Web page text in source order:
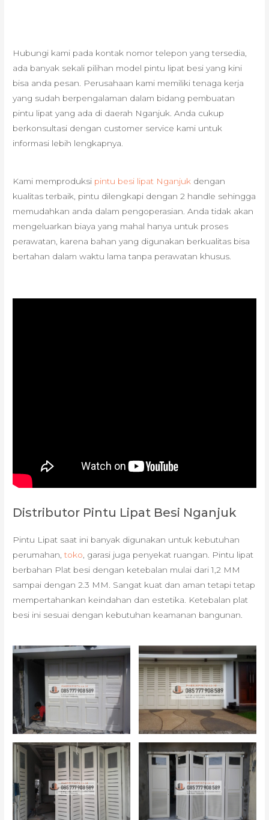
Hubungi kami pada kontak nomor telepon yang tersedia,
ada banyak sekali pilihan model pintu lipat besi yang kini
bisa anda pesan. Perusahaan kami memiliki tenaga kerja
yang sudah berpengalaman dalam bidang pembuatan
pintu lipat yang ada di daerah Nganjuk. Anda cukup
berkonsultasi dengan customer service kami untuk
informasi lebih lengkapnya.
Kami memproduksi pintu besi lipat Nganjuk dengan
kualitas terbaik, pintu dilengkapi dengan 2 handle sehingga
memudahkan anda dalam pengoperasian. Anda tidak akan
mengeluarkan biaya yang mahal hanya untuk proses
perawatan, karena bahan yang digunakan berkualitas bisa
bertahan dalam waktu lama tanpa perawatan khusus.
Distributor Pintu Lipat Besi Nganjuk
Pintu Lipat saat ini banyak digunakan untuk kebutuhan
perumahan,toko, garasi juga penyekat ruangan. Pintu lipat
berbahan Plat besi dengan ketebalan mulai dari 1,2 MM
sampai dengan 2.3 MM. Sangat kuat dan aman tetapi tetap
mempertahankan keindahan dan estetika. Ketebalan plat
besi ini sesuai dengan kebutuhan keamanan bangunan.